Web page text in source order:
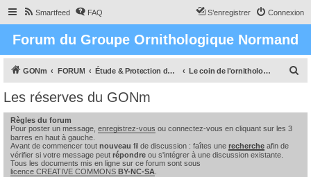
Smartfeed FAQ Connexion
S’enregistrer
Forum du Groupe Ornithologique Normand
GONm FORUM Étude & Protection des Oiseaux et de leurs milieux en Normandie Le coin de l'ornithologue : observations, études & enquêtes
Les réserves du GONm
Règles du forum
Pour poster un message, enregistrez-vous ou connectez-vous en cliquant sur les 3
barres en haut à gauche.
Avant de commencer tout nouveau fil de discussion : faîtes une recherche afin de
vérifier si votre message peut répondre ou s'intégrer à une discussion existante.
Tous les documents mis en ligne sur ce forum sont sous
licence CREATIVE COMMONS BY-NC-SA